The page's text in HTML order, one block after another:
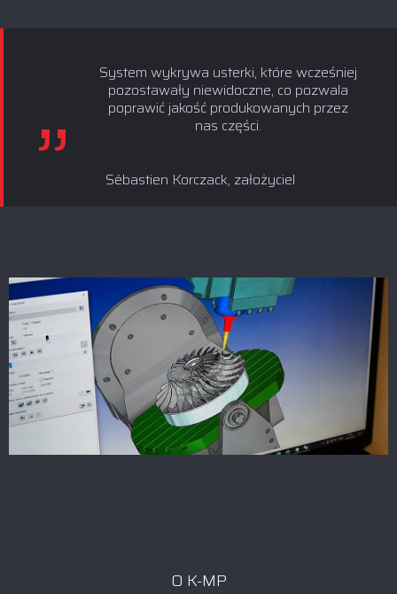
System wykrywa usterki, które wcześniej
pozostawały niewidoczne, co pozwala
poprawić jakość produkowanych przez
nas części.
Sébastien Korczack, założyciel
O K-MP